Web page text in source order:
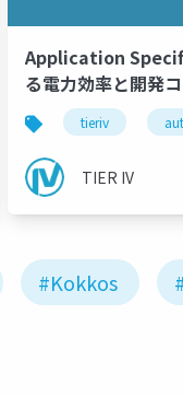
tierivmeetup
Application
る電力効率と開発
tieriv
TIER IV
#Kokkos